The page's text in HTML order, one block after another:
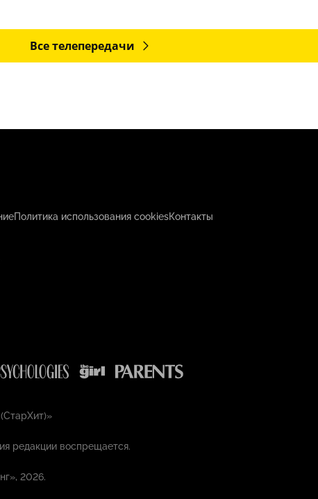
Все телепередачи
Политика использования cookiesКонтакты
редакции воспрещается.
2026.